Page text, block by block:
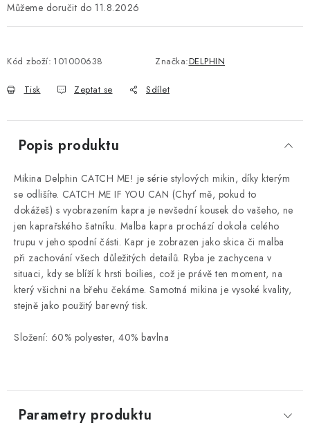
11.8.2026
Kód zboží: 101000638 Značka:DELPHIN
Tisk Zeptat se Sdílet
Popis produktu
Mikina Delphin CATCH ME! je série stylových mikin, díky kterým
se odlišíte. CATCH ME IF YOU CAN (Chyť mě, pokud to
dokážeš) s vyobrazením kapra je nevšední kousek do vašeho, ne
jen kaprařského šatníku. Malba kapra prochází dokola celého
trupu v jeho spodní části. Kapr je zobrazen jako skica či malba
při zachování všech důležitých detailů. Ryba je zachycena v
situaci, kdy se blíží k hrsti boilies, což je právě ten moment, na
který všichni na břehu čekáme. Samotná mikina je vysoké kvality,
stejně jako použitý barevný tisk.
Složení: 60% polyester, 40% bavlna
Parametry produktu